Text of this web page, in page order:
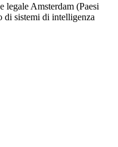
Amsterdam (Paesi
di sistemi di intelligenza